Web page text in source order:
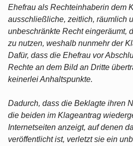
Ehefrau als Rechteinhaberin dem
ausschließliche, zeitlich, räumlich
unbeschränkte Recht eingeräumt,
zu nutzen, weshalb nunmehr der
Dafür, dass die Ehefrau vor
Rechte an dem Bild an Dritte
keinerlei Anhaltspunkte.
Dadurch, dass die Beklagte ihren
die beiden im Klageantrag
Internetseiten anzeigt, auf denen
veröffentlicht ist, verletzt sie ein